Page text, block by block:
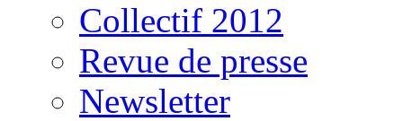
Collectif 2012
Revue de presse
Newsletter